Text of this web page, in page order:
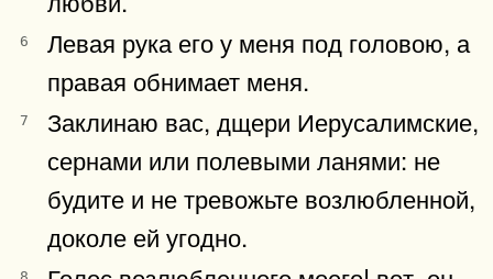
6
Левая рука его у меня под головою, а
правая обнимает меня.
7
Заклинаю вас, дщери Иерусалимские,
сернами или полевыми ланями: не
будите и не тревожьте возлюбленной,
доколе ей угодно.